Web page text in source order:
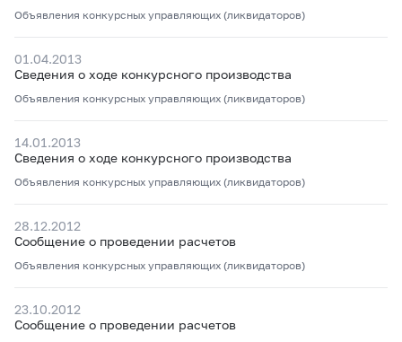
Объявления конкурсных управляющих (ликвидаторов)
01.04.2013
Сведения о ходе конкурсного производства
Объявления конкурсных управляющих (ликвидаторов)
14.01.2013
Сведения о ходе конкурсного производства
Объявления конкурсных управляющих (ликвидаторов)
28.12.2012
Сообщение о проведении расчетов
Объявления конкурсных управляющих (ликвидаторов)
23.10.2012
Сообщение о проведении расчетов